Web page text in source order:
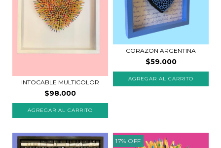
INTOCABLE MULTICOLOR
$98.000
AGREGAR AL CARRITO
CORAZON ARGENTINA
$59.000
17% OFF